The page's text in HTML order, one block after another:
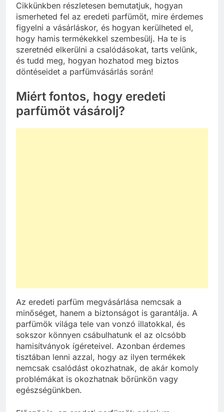
Cikkünkben részletesen bemutatjuk, hogyan
ismerheted fel az eredeti parfümöt, mire érdemes
figyelni a vásárláskor, és hogyan kerülheted el,
hogy hamis termékekkel szembesülj. Ha te is
szeretnéd elkerülni a csalódásokat, tarts velünk,
és tudd meg, hogyan hozhatod meg biztos
döntéseidet a parfümvásárlás során!
Miért fontos, hogy eredeti
parfümöt vásárolj?
Az eredeti parfüm megvásárlása nemcsak a
minőséget, hanem a biztonságot is garantálja. A
parfümök világa tele van vonzó illatokkal, és
sokszor könnyen csábulhatunk el az olcsóbb
hamisítványok ígéreteivel. Azonban érdemes
tisztában lenni azzal, hogy az ilyen termékek
nemcsak csalódást okozhatnak, de akár komoly
problémákat is okozhatnak bőrünkön vagy
egészségünkben.